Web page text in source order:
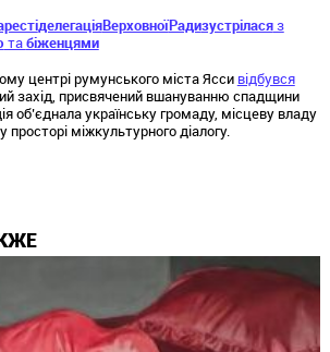
делегаціяВерховноїРадизустріласяз
табіженцями
центрі румунського міста Ясси відбувся
захід, присвячений вшануванню спадщини
об’єднала українську громаду, місцеву владу
просторі міжкультурного діалогу.